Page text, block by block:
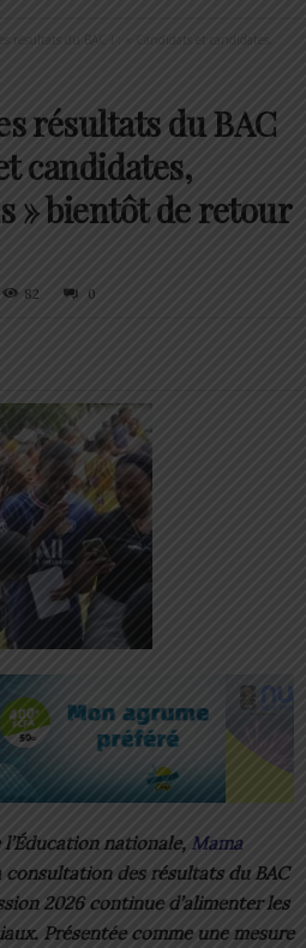
résultats du BAC I : « Candidats et candidates,
résultats du BAC
candidates,
» bientôt de retour
82 0
nationale, Mama
des résultats du BAC
2026 continue d’alimenter les
Présentée comme une mesure